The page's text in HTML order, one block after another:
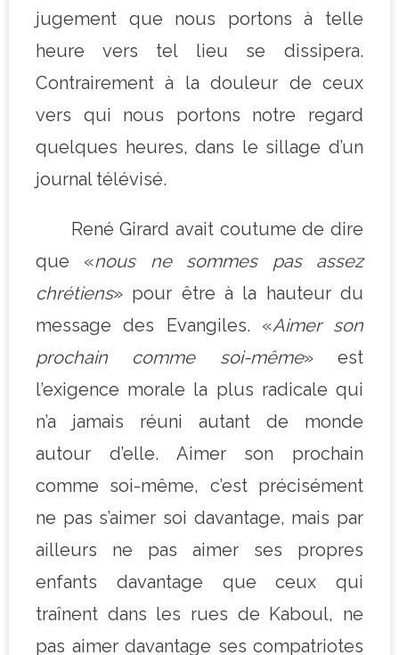
jugement que nous portons à telle
heure vers tel lieu se dissipera.
Contrairement à la douleur de ceux
vers qui nous portons notre regard
quelques heures, dans le sillage d’un
journal télévisé.
René Girard avait coutume de dire
que «nous ne sommes pas assez
chrétiens» pour être à la hauteur du
message des Evangiles. «Aimer son
prochain comme soi-même» est
l’exigence morale la plus radicale qui
n’a jamais réuni autant de monde
autour d’elle. Aimer son prochain
comme soi-même, c’est précisément
ne pas s’aimer soi davantage, mais par
ailleurs ne pas aimer ses propres
enfants davantage que ceux qui
traînent dans les rues de Kaboul, ne
pas aimer davantage ses compatriotes